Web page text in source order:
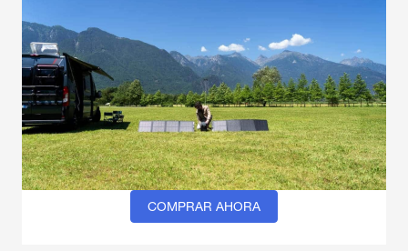
COMPRAR AHORA